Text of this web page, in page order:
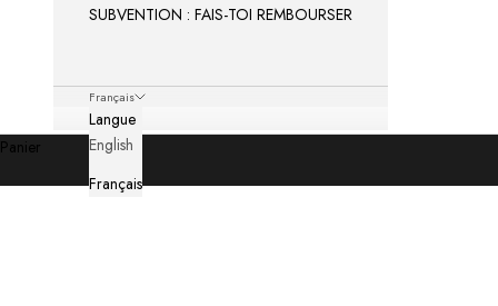
SUBVENTION : FAIS-TOI REMBOURSER
Français
Langue
English
Français
Panier